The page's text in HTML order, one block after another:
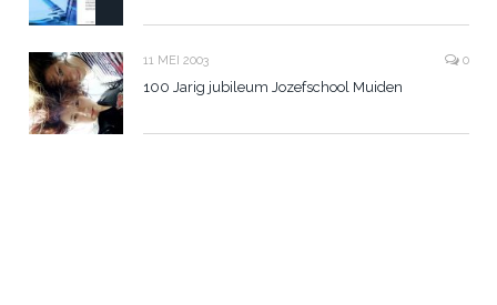
11 MEI 2003 0
100 Jarig jubileum Jozefschool Muiden